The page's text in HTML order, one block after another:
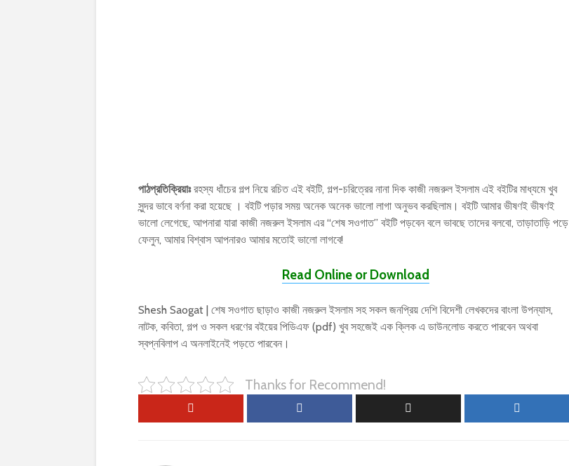
পাঠপ্রতিক্রিয়াঃরহস্য ধাঁচের গল্প নিয়ে রচিত এই বইটি, গল্প-চরিত্রের নানা দিক কাজী নজরুল ইসলাম এই বইটির মাধ্যমে খুব
সুন্দর ভাবে বর্ণনা করা হয়েছে । বইটি পড়ার সময় অনেক অনেক ভালো লাগা অনুভব করছিলাম। বইটি আমার ভীষণই ভীষণই
ভালো লেগেছে, আপনারা যারা কাজী নজরুল ইসলাম এর “শেষ সওগাত” বইটি পড়বেন বলে ভাবছে তাদের বলবো, তাড়াতাড়ি পড়ে
ফেলুন, আমার বিশ্বাস আপনারও আমার মতোই ভালো লাগবে!
Read Online or Download
Shesh Saogat | শেষ সওগাত ছাড়াও কাজী নজরুল ইসলাম সহ সকল জনপ্রিয় দেশি বিদেশী লেখকদের বাংলা উপন্যাস,
নাটক, কবিতা, গল্প ও সকল ধরণের বইয়ের পিডিএফ (pdf) খুব সহজেই এক ক্লিক এ ডাউনলোড করতে পারবেন অথবা
স্বপ্নবিলাপ এ অনলাইনেই পড়তে পারবেন।
Thanks for Recommend!